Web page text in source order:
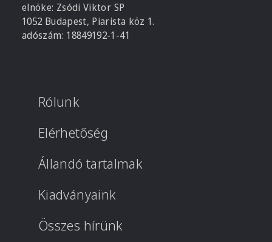
elnöke: Zsódi Viktor SP
1052 Budapest, Piarista köz 1.
adószám: 18849192-1-41
Rólunk
Elérhetőség
Állandó tartalmak
Kiadványaink
Összes hírünk